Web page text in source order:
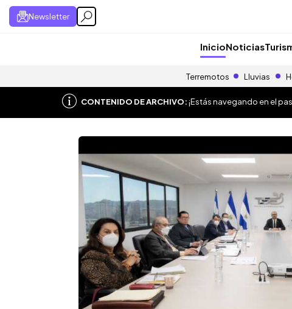
Newsletter
InicioNoticias
Terremotos Lluvias
CONTENIDO DE ARCHIVO:¡Estás navegando en el